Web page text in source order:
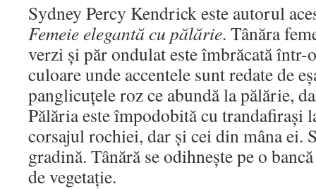
Sydney Percy Kendrick este autorul
Femeie elegantă cu pălărie. Tânăra
verzi și păr ondulat este îmbrăcată într-
culoare unde accentele sunt redate de
panglicuțele roz ce abundă la pălărie,
Pălăria este împodobită cu trandafirași
corsajul rochiei, dar și cei din mâna ei.
gradină. Tânără se odihnește pe o
de vegetație.